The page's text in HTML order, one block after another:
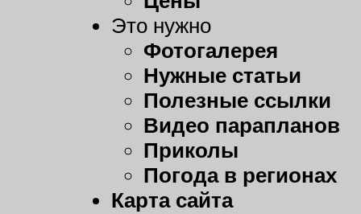
Это нужно
Фотогалерея
Нужные статьи
Полезные ссылки
Видео парапланов
Приколы
Погода в регионах
Карта сайта